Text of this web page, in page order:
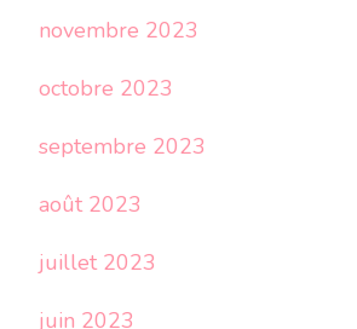
novembre 2023
octobre 2023
septembre 2023
août 2023
juillet 2023
juin 2023